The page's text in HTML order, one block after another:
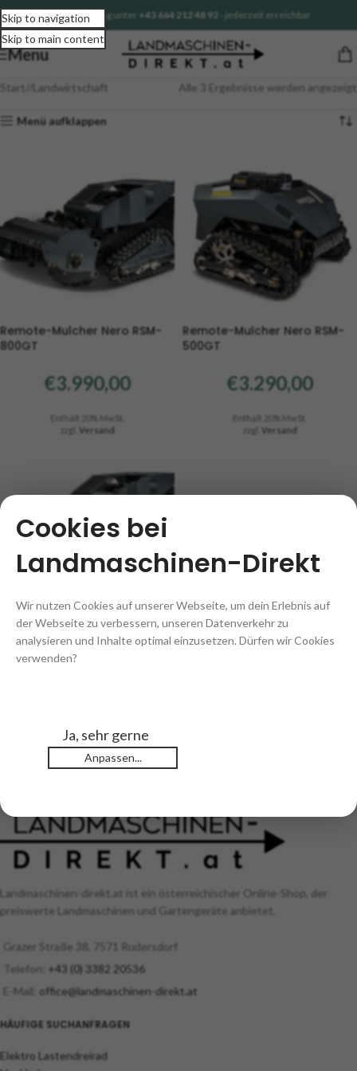
Skip to navigation
Skip to main content
Sofortberatung unter +43 664 212 48 92 - jederzeit erreichbar
Menu
Start Landwirtschaft Alle 3 Ergebnisse werden angezeigt
Menü aufklappen
Remote-Mulcher Nero RSM-
800GT
€3.990,00
Enthält 20% MwSt.
zzgl.
Versand
Remote-Mulcher Nero RSM-
500GT
€3.290,00
Enthält 20% MwSt.
zzgl.
Versand
Remote-Mulcher Nero RSM-
1000GT
Landmaschinen-direkt.at ist ein österreichischer Online-Shop, der
preiswerte Landmaschinen und Gartengeräte anbietet.
Grazer Straße 38, 7571 Rudersdorf
Telefon:
+43 (0) 3382 20536
E-Mail: office@landmaschinen-direkt.at
HÄUFIGE SUCHANFRAGEN
Elektro Lastendreirad
Cookies bei
Landmaschinen-Direkt
Wir nutzen Cookies auf unserer Webseite, um dein Erlebnis auf
der Webseite zu verbessern, unseren Datenverkehr zu
analysieren und Inhalte optimal einzusetzen. Dürfen wir Cookies
verwenden?
Ja, sehr gerne
Anpassen...